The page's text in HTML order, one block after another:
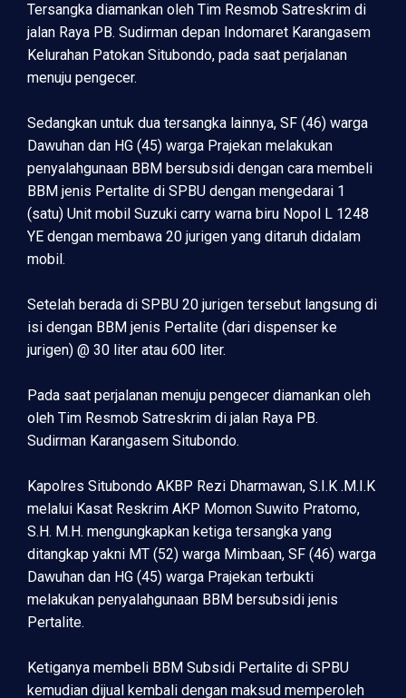
Tersangka diamankan oleh Tim Resmob Satreskrim di
jalan Raya PB. Sudirman depan Indomaret Karangasem
Kelurahan Patokan Situbondo, pada saat perjalanan
menuju pengecer.
Sedangkan untuk dua tersangka lainnya, SF (46) warga
Dawuhan dan HG (45) warga Prajekan melakukan
penyalahgunaan BBM bersubsidi dengan cara membeli
BBM jenis Pertalite di SPBU dengan mengedarai 1
(satu) Unit mobil Suzuki carry warna biru Nopol L 1248
YE dengan membawa 20 jurigen yang ditaruh didalam
mobil.
Setelah berada di SPBU 20 jurigen tersebut langsung di
isi dengan BBM jenis Pertalite (dari dispenser ke
jurigen) @ 30 liter atau 600 liter.
Pada saat perjalanan menuju pengecer diamankan oleh
oleh Tim Resmob Satreskrim di jalan Raya PB.
Sudirman Karangasem Situbondo.
Kapolres Situbondo AKBP Rezi Dharmawan, S.I.K .M.I.K
melalui Kasat Reskrim AKP Momon Suwito Pratomo,
S.H. M.H. mengungkapkan ketiga tersangka yang
ditangkap yakni MT (52) warga Mimbaan, SF (46) warga
Dawuhan dan HG (45) warga Prajekan terbukti
melakukan penyalahgunaan BBM bersubsidi jenis
Pertalite.
Ketiganya membeli BBM Subsidi Pertalite di SPBU
kemudian dijual kembali dengan maksud memperoleh